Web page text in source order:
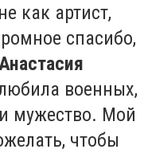
как артист,
спасибо,
военных,
мужество. Мой
чтобы